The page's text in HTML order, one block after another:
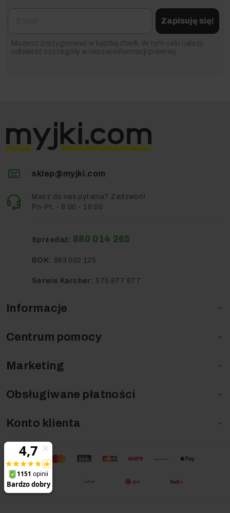
Zapisuję się!
Możesz zrezygnować w każdej chwili. W tym celu należy
odnaleźć szczegóły w naszej informacji prawnej.
Informacje 
Centrum pomocy 
Marketing 
Obsługiwane płatności 
Konto klienta 
sklep@myjki.com
Masz do nas pytania? Zadzwoń!
Pn-Pt. - 8:00 - 16:00
Sprzedaż: 880 014 265
BOK: 883 002 125
Serwis Karcher: 575 877 677